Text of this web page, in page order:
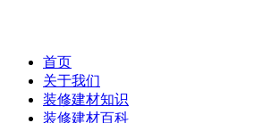
首页
关于我们
装修建材知识
装修建材百科